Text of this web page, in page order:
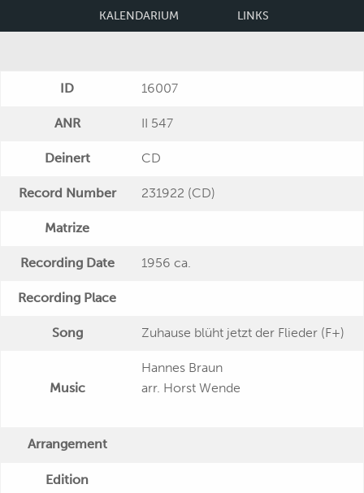
KALENDARIUM LINKS
ID 16007
ANR II 547
Deinert CD
Record Number 231922 (CD)
Matrize
Recording Date 1956 ca.
Recording Place
Song Zuhause blüht jetzt der Flieder (F+)
Music
Hannes Braun
arr. Horst Wende
Arrangement
Edition